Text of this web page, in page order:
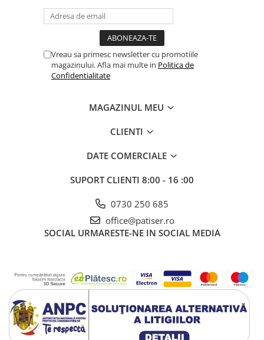
Vreau sa primesc newsletter cu promotiile
magazinului. Afla mai multe in Politica de
Confidentialitate
MAGAZINUL MEU
CLIENTI
DATE COMERCIALE
SUPORT CLIENTI 8:00 - 16 :00
0730 250 685
office@patiser.ro
SOCIAL URMARESTE-NE IN SOCIAL MEDIA